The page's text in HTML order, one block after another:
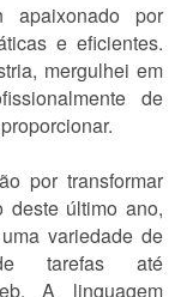
apaixonado por
e eficientes.
mergulhei em
de
por transformar
deste último ano,
variedade de
tarefas até
A linguagem